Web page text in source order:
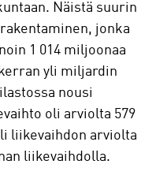
Näistä suurin
jonka
1 014 miljoonaa
yli miljardin
nousi
oli arviolta 579
liikevaihdon arviolta
liikevaihdolla.